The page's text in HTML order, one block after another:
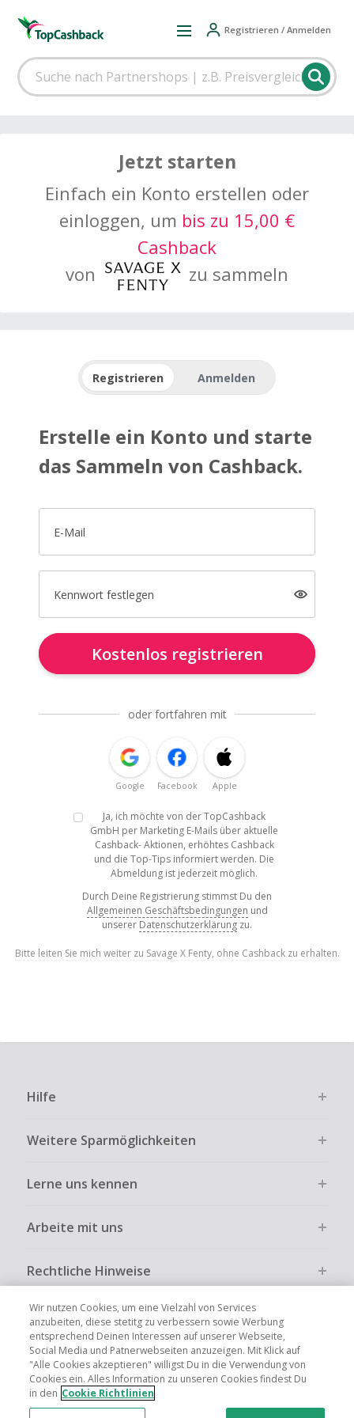
Registrieren / Anmelden
Jetzt starten
Einfach ein Konto erstellen oder
einloggen, um bis zu 15,00 €
Cashback
von
zu sammeln
Registrieren Anmelden
Erstelle ein Konto und starte
das Sammeln von Cashback.
E-Mail
Kennwort festlegen
Kostenlos registrieren
oder fortfahren mit
Google Facebook Apple
Ja, ich möchte von der TopCashback
GmbH per Marketing E-Mails über aktuelle
Cashback- Aktionen, erhöhtes Cashback
und die Top-Tips informiert werden. Die
Abmeldung ist jederzeit möglich.
Durch Deine Registrierung stimmst Du den
Allgemeinen Geschäftsbedingungen und
unserer Datenschutzerklärung zu.
Bitte leiten Sie mich weiter zu Savage X Fenty, ohne Cashback zu erhalten.
Hilfe
Weitere Sparmöglichkeiten
Lerne uns kennen
Arbeite mit uns
Rechtliche Hinweise
Globale Websites UK US CN JP FR AU IT
Wir nutzen Cookies, um eine Vielzahl von Services
anzubeiten, diese stetitg zu verbessern sowie Werbung
entsprechend Deinen Interessen auf unserer Webseite,
Social Media und Patnerwebseiten anzuzeigen. Mit Klick auf
"Alle Cookies akzeptieren" willigst Du in die Verwendung von
Cookies ein. Alles Information zu unseren Cookies findest Du
in den Cookie Richtlinien